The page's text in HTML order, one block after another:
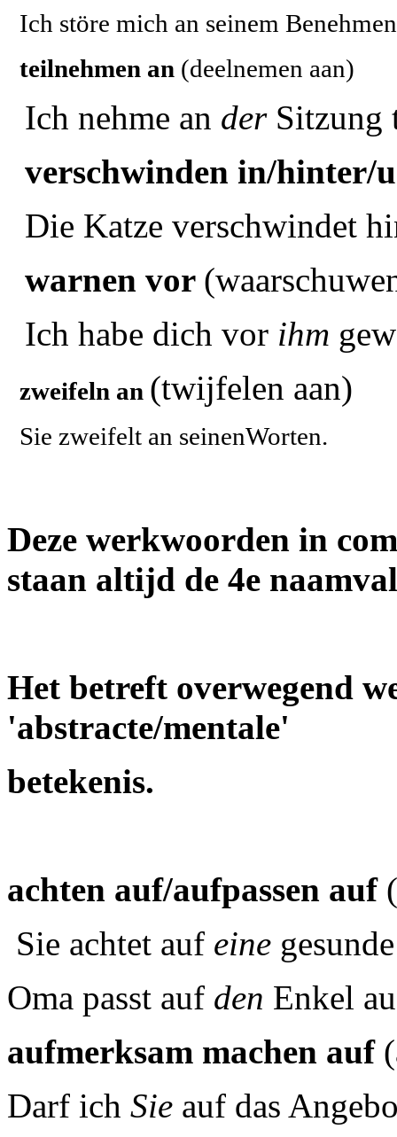
Ich störe mich an seinem
teilnehmen an (deelnemen aan)
Ich nehme an derSitzung
verschwinden in/hinter/
Die Katze verschwindet
warnen vor
Ich habe dich vor ihm
zweifeln an (twijfelen aan)
Sie zweifelt an seinenWorten.
Deze werkwoorden in
staan altijd de 4e
Het betreft overwegend
'abstracte/mentale'
betekenis.
achten auf/aufpassen auf
Sie achtet auf eine
Oma passt auf den Enkel
aufmerksam machen auf
Darf ich Sie auf das